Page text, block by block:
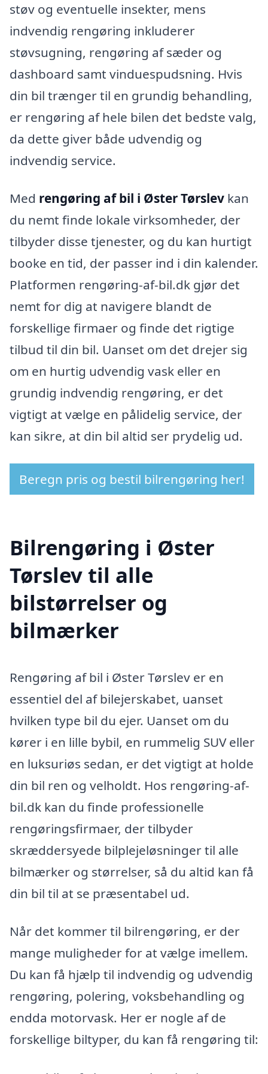
støv og eventuelle insekter, mens
indvendig rengøring inkluderer
støvsugning, rengøring af sæder og
dashboard samt vinduespudsning. Hvis
din bil trænger til en grundig behandling,
er rengøring af hele bilen det bedste valg,
da dette giver både udvendig og
indvendig service.
Med rengøring af bil i Øster Tørslev kan
du nemt finde lokale virksomheder, der
tilbyder disse tjenester, og du kan hurtigt
booke en tid, der passer ind i din kalender.
Platformen rengøring-af-bil.dk gjør det
nemt for dig at navigere blandt de
forskellige firmaer og finde det rigtige
tilbud til din bil. Uanset om det drejer sig
om en hurtig udvendig vask eller en
grundig indvendig rengøring, er det
vigtigt at vælge en pålidelig service, der
kan sikre, at din bil altid ser prydelig ud.
Beregn pris og bestil bilrengøring her!
Bilrengøring i Øster
Tørslev til alle
bilstørrelser og
bilmærker
Rengøring af bil i Øster Tørslev er en
essentiel del af bilejerskabet, uanset
hvilken type bil du ejer. Uanset om du
kører i en lille bybil, en rummelig SUV eller
en luksuriøs sedan, er det vigtigt at holde
din bil ren og velholdt. Hos rengøring-af-
bil.dk kan du finde professionelle
rengøringsfirmaer, der tilbyder
skræddersyede bilplejeløsninger til alle
bilmærker og størrelser, så du altid kan få
din bil til at se præsentabel ud.
Når det kommer til bilrengøring, er der
mange muligheder for at vælge imellem.
Du kan få hjælp til indvendig og udvendig
rengøring, polering, voksbehandling og
endda motorvask. Her er nogle af de
forskellige biltyper, du kan få rengøring til: